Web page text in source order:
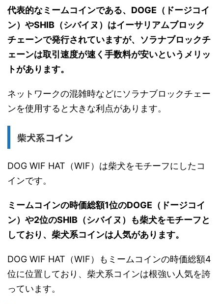
代表的なミームコインである、DOGE（ドージコイ
ン）やSHIB（シバイヌ）はイーサリアムブロック
チェーンで発行されていますが、ソラナブロックチ
ェーンは取引速度が速く手数料が安いというメリッ
トがあります。
ネットワークの混雑時などにソラナブロックチェー
ンを使用すると大きな利点があります。
柴犬系コイン
DOG WIF HAT（WIF）は柴犬をモチーフにしたコ
インです。
ミームコインの時価総額1位のDOGE（ドージコイ
ン）や2位のSHIB（シバイヌ）も柴犬をモチーフと
しており、柴犬系コインは人気があります。
DOG WIF HAT（WIF）もミームコインの時価総額4
位に位置しており、柴犬系コインは根強い人気を誇
っています。